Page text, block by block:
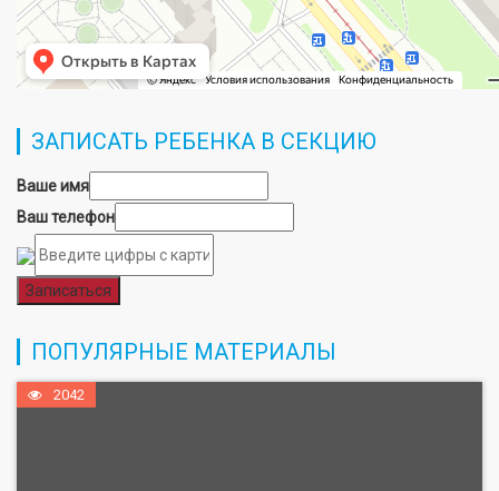
ЗАПИСАТЬ РЕБЕНКА В СЕКЦИЮ
Ваше имя
Ваш телефон
Записаться
ПОПУЛЯРНЫЕ МАТЕРИАЛЫ
2042